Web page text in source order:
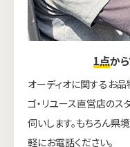
1点か
オーディオに関するお
ゴ・リユース直営店の
伺いします。もちろん県
軽にお電話ください。